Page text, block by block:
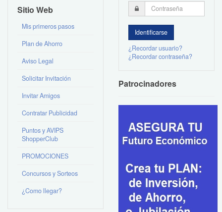
Sitio Web
Mis primeros pasos
Plan de Ahorro
Aviso Legal
Solicitar Invitación
Invitar Amigos
Contratar Publicidad
Puntos y AVIPS
ShopperClub
PROMOCIONES
Concursos y Sorteos
¿Como llegar?
¿Recordar usuario?
¿Recordar contraseña?
Patrocinadores